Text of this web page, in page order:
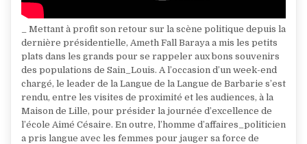
_ Mettant à profit son retour sur la scène politique depuis la
dernière présidentielle, Ameth Fall Baraya a mis les petits
plats dans les grands pour se rappeler aux bons souvenirs
des populations de Sain_Louis. A l’occasion d’un week-end
chargé, le leader de la Langue de la Langue de Barbarie s’est
rendu, entre les visites de proximité et les audiences, à la
Maison de Lille, pour présider la journée d’excellence de
l’école Aimé Césaire. En outre, l’homme d’affaires_politicien
a pris langue avec les femmes pour jauger sa force de